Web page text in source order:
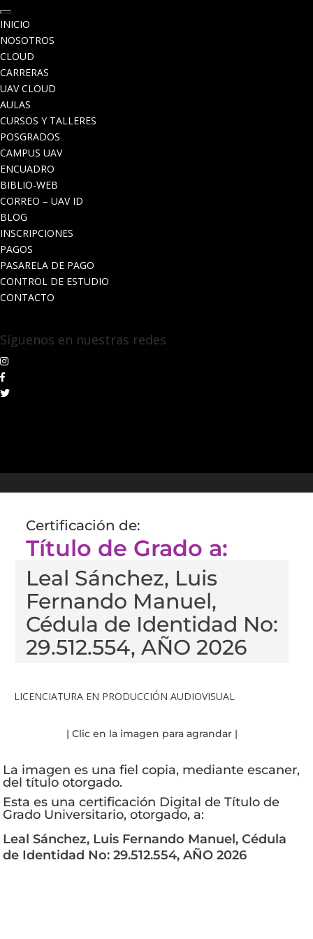
INICIO
NOSOTROS
CLOUD
CARRERAS
UAV CLOUD
AULAS
CURSOS Y TALLERES
POSGRADOS
CAMPUS UAV
ENCUADRO
BIBLIO-WEB
CORREO – UAV ID
BLOG
INSCRIPCIONES
PAGOS
PASARELA DE PAGO
CONTROL DE ESTUDIO
CONTACTO
Síguenos en nuestras redes
Certificación de:
Título de Grado a:
Leal Sánchez, Luis
Fernando Manuel,
Cédula de Identidad No:
29.512.554, AÑO 2026
LICENCIATURA EN PRODUCCIÓN AUDIOVISUAL
| Clic en la imagen para agrandar |
La imagen es una fiel copia, mediante escaner,
del título otorgado.
Esta es una certificación Digital de Título de
Grado Universitario, otorgado, a:
Leal Sánchez, Luis Fernando Manuel, Cédula
de Identidad No: 29.512.554, AÑO 2026